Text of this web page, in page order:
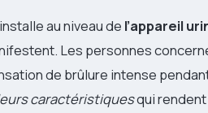
au niveau de l’appareil
Les personnes
de brûlure intense
caractéristiquesqui